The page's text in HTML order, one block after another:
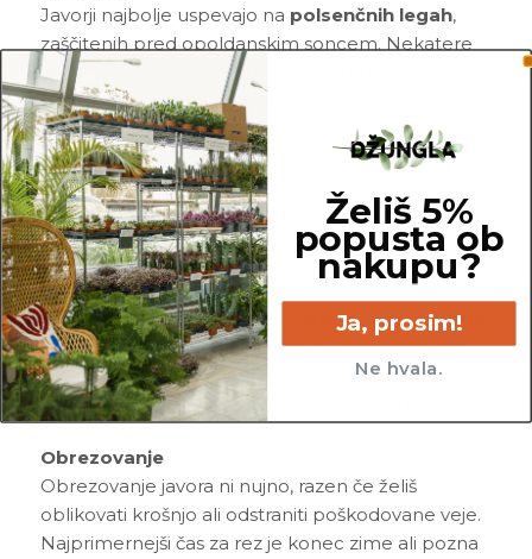
Javorji najbolje uspevajo na polsenčnih legah,
zaščitenih pred opoldanskim soncem. Nekatere
vrste (npr. rdeči javorji) prenesejo tudi več sonca, a
v vročini potrebujejo več vlage.
Zalivanje
Zemlja naj bo enakomerno vlažna, nikoli
premočena. V loncih jih poleti zalivaj2–3x
tedensko, v tleh pa le ob daljši suši.
Zemlja in sajenje
Javorji imaje imajo rahlo kisla,
dobro odcedna tla.
Sadimo jih spomladi ali jeseni, idealno na mesto,
kjer so zaščiteni pred vetrom in močnim soncem.
Če jih posadiš v lonec, poskrbi za dobro drenažo.
Obrezovanje
Obrezovanje javora ni nujno, razen če želiš
oblikovati krošnjo ali odstraniti poškodovane veje.
Najprimernejši čas za rez je konec zime ali pozna
Želiš 5%
popusta ob
nakupu?
Ja, prosim!
Ne hvala.